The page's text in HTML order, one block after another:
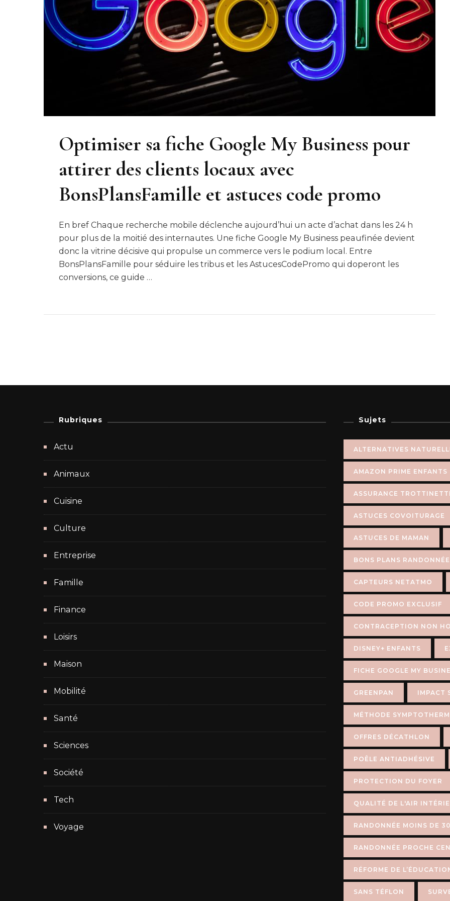
Optimiser sa fiche Google My Business pour
attirer des clients locaux avec
BonsPlansFamille et astuces code promo
En bref Chaque recherche mobile déclenche aujourd’hui un acte d’achat dans les 24 h
pour plus de la moitié des internautes. Une fiche Google My Business peaufinée devient
donc la vitrine décisive qui propulse un commerce vers le podium local. Entre
BonsPlansFamille pour séduire les tribus et les AstucesCodePromo qui doperont les
conversions, ce guide …
Rubriques
Actu
Animaux
Cuisine
Culture
Entreprise
Famille
Finance
Loisirs
Maison
Mobilité
Santé
Sciences
Société
Tech
Voyage
Sujets
ALTERNATIVES
AMAZON PRIME ENFANTS
ASSURANCE
ASTUCES COVOITURAGE
ASTUCES DE MAMAN
BONS PLANS RANDONNÉE
CAPTEURS NETATMO
CODE PROMO EXCLUSIF
CONTRACEPTION NON
DISNEY+ ENFANTS
FICHE GOOGLE MY
GREENPAN IMPACT
MÉTHODE
OFFRES DÉCATHLON
POÊLE ANTIADHÉSIVE
PROTECTION DU FOYER
QUALITÉ DE L'AIR
RANDONNÉE MOINS DE
RANDONNÉE PROCHE
RÉFORME DE
SANS TÉFLON